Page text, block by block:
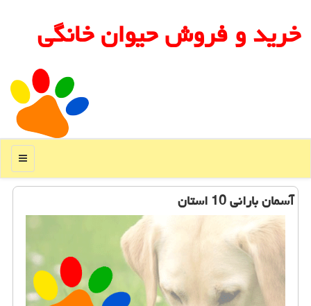
خرید و فروش حیوان خانگی
منو
آسمان بارانی 10 استان